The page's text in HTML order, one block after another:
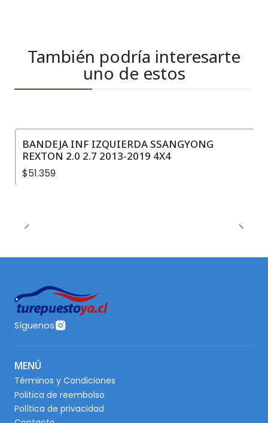
También podría interesarte
uno de estos
BANDEJA INF IZQUIERDA SSANGYONG
REXTON 2.0 2.7 2013-2019 4X4
$51.359
Síguenos
MENÚ
Términos y Condiciones
Politica de reembolso
Política de privacidad